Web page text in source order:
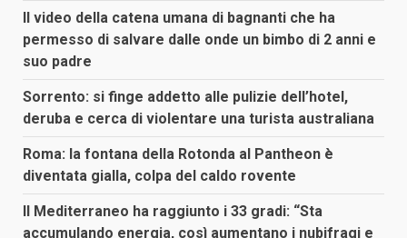
Il video della catena umana di bagnanti che ha
permesso di salvare dalle onde un bimbo di 2 anni e
suo padre
Sorrento: si finge addetto alle pulizie dell’hotel,
deruba e cerca di violentare una turista australiana
Roma: la fontana della Rotonda al Pantheon è
diventata gialla, colpa del caldo rovente
Il Mediterraneo ha raggiunto i 33 gradi: “Sta
accumulando energia, così aumentano i nubifragi e